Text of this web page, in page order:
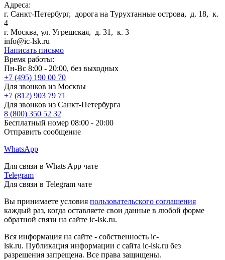
Адреса:
г. Санкт-Петербург, дорога на Турухтанные острова, д. 18, к.
4
г. Москва, ул. Угрешская, д. 31, к. 3
info@ic-lsk.ru
Написать письмо
Время работы:
Пн-Вс 8:00 - 20:00, без выходных
+7 (495) 190 00 70
Для звонков из Москвы
+7 (812) 903 79 71
Для звонков из Санкт-Петербурга
8 (800) 350 52 32
Бесплатный номер 08:00 - 20:00
Отправить сообщение
WhatsApp
Для связи в Whats App чате
Telegram
Для связи в Telegram чате
Вы принимаете условия пользовательского соглашения
каждый раз, когда оставляете свои данные в любой форме
обратной связи на сайте ic-lsk.ru.
Вся информация на сайте - собственность ic-
lsk.ru. Публикация информации с сайта ic-lsk.ru без
разрешения запрещена. Все права защищены.